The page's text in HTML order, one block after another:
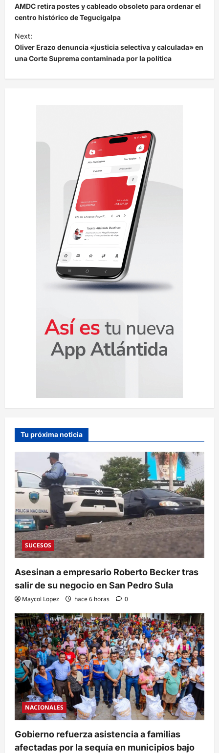
a
v
e
g
a
c
AMDC retira postes y cableado obsoleto para ordenar el
centro histórico de Tegucigalpa
Next:
Oliver Erazo denuncia «justicia selectiva y calculada» en
una Corte Suprema contaminada por la política
Tu próxima noticia
SUCESOS
Asesinan a empresario Roberto Becker tras
salir de su negocio en San Pedro Sula
Maycol Lopez hace 6 horas 0
NACIONALES
Gobierno refuerza asistencia a familias
afectadas por la sequía en municipios bajo